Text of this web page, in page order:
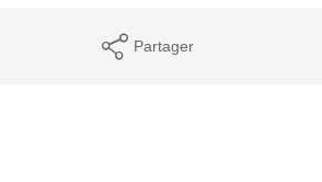
Partager